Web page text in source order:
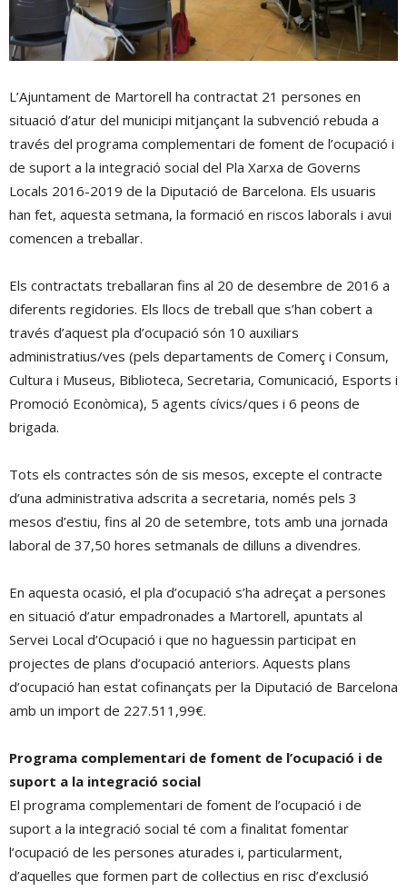
L’Ajuntament de Martorell ha contractat 21 persones en
situació d’atur del municipi mitjançant la subvenció rebuda a
través del programa complementari de foment de l’ocupació i
de suport a la integració social del Pla Xarxa de Governs
Locals 2016-2019 de la Diputació de Barcelona. Els usuaris
han fet, aquesta setmana, la formació en riscos laborals i avui
comencen a treballar.
Els contractats treballaran fins al 20 de desembre de 2016 a
diferents regidories. Els llocs de treball que s’han cobert a
través d’aquest pla d’ocupació són 10 auxiliars
administratius/ves (pels departaments de Comerç i Consum,
Cultura i Museus, Biblioteca, Secretaria, Comunicació, Esports i
Promoció Econòmica), 5 agents cívics/ques i 6 peons de
brigada.
Tots els contractes són de sis mesos, excepte el contracte
d’una administrativa adscrita a secretaria, només pels 3
mesos d’estiu, fins al 20 de setembre, tots amb una jornada
laboral de 37,50 hores setmanals de dilluns a divendres.
En aquesta ocasió, el pla d’ocupació s’ha adreçat a persones
en situació d’atur empadronades a Martorell, apuntats al
Servei Local d’Ocupació i que no haguessin participat en
projectes de plans d’ocupació anteriors. Aquests plans
d’ocupació han estat cofinançats per la Diputació de Barcelona
amb un import de 227.511,99€.
Programa complementari de foment de l’ocupació i de
suport a la integració social
El programa complementari de foment de l’ocupació i de
suport a la integració social té com a finalitat fomentar
l’ocupació de les persones aturades i, particularment,
d’aquelles que formen part de col·lectius en risc d’exclusió